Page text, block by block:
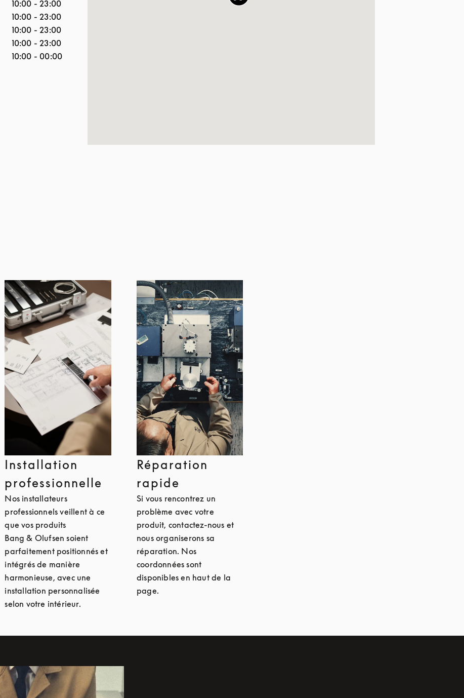
10:00 -23:00
10:00 -23:00
10:00 -23:00
10:00 -23:00
10:00 - 00:00
Installation
professionnelle
Nos installateurs
professionnels veillent à ce
que vos produits
Bang & Olufsen soient
parfaitement positionnés et
intégrés de manière
harmonieuse, avec une
installation personnalisée
selon votre intérieur.
Réparation
rapide
Si vous rencontrez un
problème avec votre
produit, contactez-nous et
nous organiserons sa
réparation. Nos
coordonnées sont
disponibles en haut de la
page.